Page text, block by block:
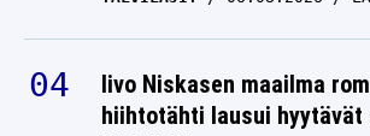
Iivo Niskasen maailma
hiihtotähti lausui hyytävät
lähipiirilleen